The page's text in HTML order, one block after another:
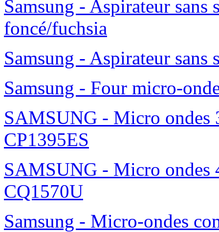
Samsung - Aspirateur
foncé/fuchsia
Samsung - Aspirateur sans
Samsung - Four micro-
SAMSUNG - Micro
CP1395ES
SAMSUNG - Micro
CQ1570U
Samsung - Micro-ondes